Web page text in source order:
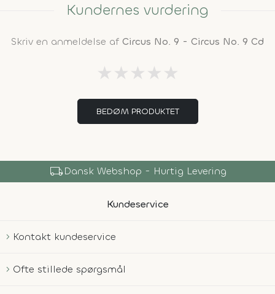
Kundernes vurdering
Skriv en anmeldelse af Circus No. 9 - Circus No. 9 Cd
★ ★ ★ ★ ★
BEDØM PRODUKTET
local_shippingDansk Webshop - Hurtig Levering
Kundeservice
Kontakt kundeservice
Ofte stillede spørgsmål